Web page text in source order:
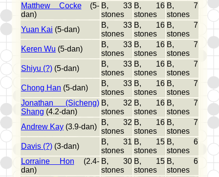
Matthew Cocke(5-
dan)
B, 33
stones
B, 16
stones
B, 7
stones
Yuan Kai (5-dan)
B, 33
stones
B, 16
stones
B, 7
stones
Keren Wu (5-dan)
B, 33
stones
B, 16
stones
B, 7
stones
Shiyu (?) (5-dan)
B, 33
stones
B, 16
stones
B, 7
stones
Chong Han (5-dan)
B, 33
stones
B, 16
stones
B, 7
stones
Jonathan (Sicheng)
Shang (4.2-dan)
B, 32
stones
B, 16
stones
B, 7
stones
Andrew Kay (3.9-dan)
B, 32
stones
B, 16
stones
B, 7
stones
Davis (?) (3-dan)
B, 31
stones
B, 15
stones
B, 6
stones
Lorraine Hon (2.4-
dan)
B, 30
stones
B, 15
stones
B, 6
stones